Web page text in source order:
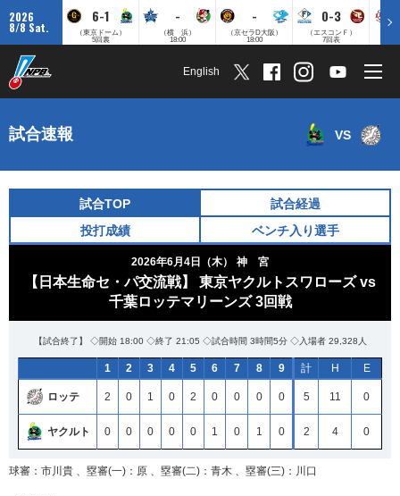
2026
8/8 Sat.
6-1
（東京ドーム）
5回裏
-
（横 浜）
18:00
-
（京セラD大阪）
18:00
0-3
（エスコンＦ）
7回表
English
試合速報 VS
試合TOP
試合経過
投打成績
ベンチ入り選手
2026年6月4日（木） 神 宮
【日本生命セ・パ交流戦】 東京ヤクルトスワローズ vs
千葉ロッテマリーンズ 3回戦
【試合終了】 ◇開始 18:00 ◇終了 21:05 ◇試合時間 3時間5分 ◇入場者 29,328人
1 2 3 4 5 6 7 8 9 計 H E
ロッテ 2 0 1 0 2 0 0 0 0 5 11 0
ヤクルト 0 0 0 0 0 1 0 1 0 2 4 0
球審：市川貴 、塁審(一)：原 、塁審(二)：青木 、塁審(三)：川口